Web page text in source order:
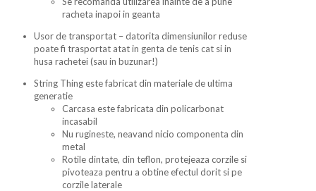
racheta inapoi in geanta
Usor de transportat – datorita dimensiunilor reduse
poate fi trasportat atat in genta de tenis cat si in
husa rachetei (sau in buzunar!)
String Thing este fabricat din materiale de ultima
generatie
Carcasa este fabricata din policarbonat
incasabil
Nu rugineste, neavand nicio componenta din
metal
Rotile dintate, din teflon, protejeaza corzile si
pivoteaza pentru a obtine efectul dorit si pe
corzile laterale